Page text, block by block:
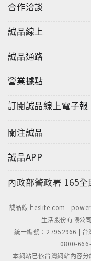
合作洽談
誠品線上
誠品通路
營業據點
訂閱誠品線上電子報
關注誠品
誠品APP
內政部警政署 165全
誠品線上eslite.com -
生活股份有限
統一編號：27952966 | 台
0800-
本網站已依台灣網站內容